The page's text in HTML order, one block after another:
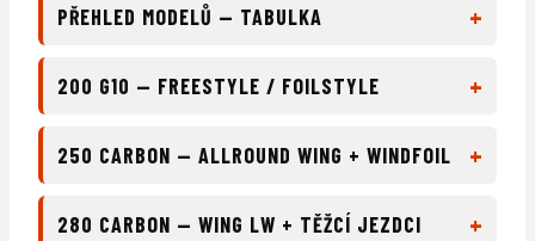
PŘEHLED MODELŮ — TABULKA +
200 G10 — FREESTYLE / FOILSTYLE +
250 CARBON — ALLROUND WING + WINDFOIL +
280 CARBON — WING LW + TĚŽCÍ JEZDCI +